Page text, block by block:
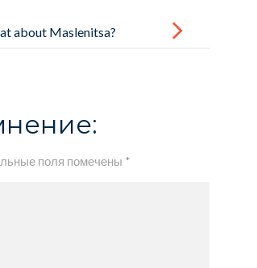
about Maslenitsa?
поля помечены *